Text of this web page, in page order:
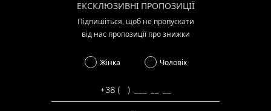
ЕКСКЛЮЗИВНІ ПРОПОЗИЦІЇ
Підпишіться, щоб не пропускати
від нас пропозиції про знижки
Жінка Чоловік